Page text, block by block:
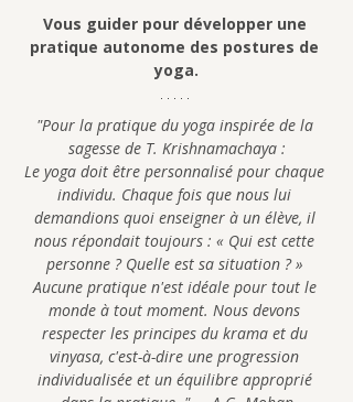
Vous guider pour développer une
pratique autonome des postures de
yoga.
"Pour la pratique du yoga inspirée de la
sagesse de T. Krishnamachaya :
Le yoga doit être personnalisé pour chaque
individu. Chaque fois que nous lui
demandions quoi enseigner à un élève, il
nous répondait toujours : « Qui est cette
personne ? Quelle est sa situation ? »
Aucune pratique n'est idéale pour tout le
monde à tout moment. Nous devons
respecter les principes du krama et du
vinyasa, c'est-à-dire une progression
individualisée et un équilibre approprié